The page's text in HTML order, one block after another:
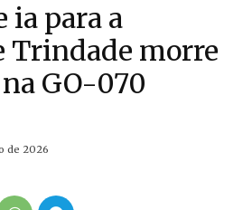
ia para a
Trindade morre
GO-070
de 2026